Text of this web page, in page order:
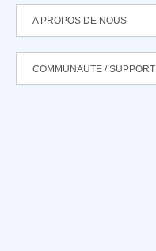
A PROPOS DE NOUS
COMMUNAUTE / SUPPORT